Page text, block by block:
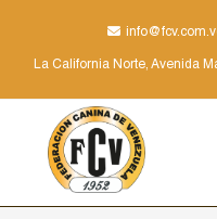
La California Norte, Avenida